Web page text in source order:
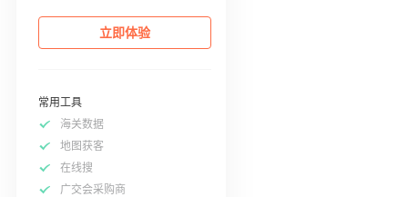
立即体验
常用工具
海关数据
地图获客
在线搜
广交会采购商